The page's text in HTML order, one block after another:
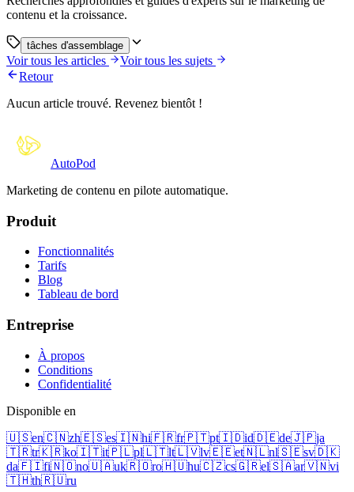
contenu et la croissance.
tâches d'assemblage
Voir tous les articles
Voir tous les sujets
Retour
Aucun article trouvé. Revenez bientôt !
AutoPod
Marketing de contenu en pilote automatique.
Produit
Fonctionnalités
Tarifs
Blog
Tableau de bord
Entreprise
À propos
Conditions
Confidentialité
Disponible en
🇺🇸en🇨🇳zh🇪🇸es🇮🇳hi🇫🇷fr🇵🇹pt🇮🇩id🇩🇪de🇯🇵ja
🇹🇷tr🇰🇷ko🇮🇹it🇵🇱pl🇱🇹lt🇱🇻lv🇪🇪et🇳🇱nl🇸🇪sv🇩🇰
da🇫🇮fi🇳🇴no🇺🇦uk🇷🇴ro🇭🇺hu🇨🇿cs🇬🇷el🇸🇦ar🇻🇳vi
🇹🇭th🇷🇺ru